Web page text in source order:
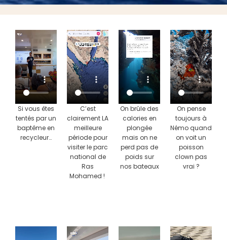
Si vous êtes
tentés par un
baptême en
recycleur…
C’est
clairement LA
meilleure
période pour
visiter le parc
national de
Ras
Mohamed !
On brûle des
calories en
plongée
mais on ne
perd pas de
poids sur
nos bateaux
On pense
toujours à
Némo quand
on voit un
poisson
clown pas
vrai ?